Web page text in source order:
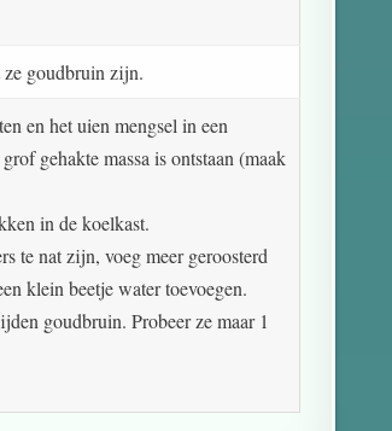
ze goudbruin zijn.
en het uien mengsel in een
gehakte massa is ontstaan (maak
in de koelkast.
te nat zijn, voeg meer geroosterd
klein beetje water toevoegen.
goudbruin. Probeer ze maar 1